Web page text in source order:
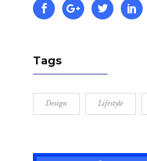
Tags
Design Lifestyle